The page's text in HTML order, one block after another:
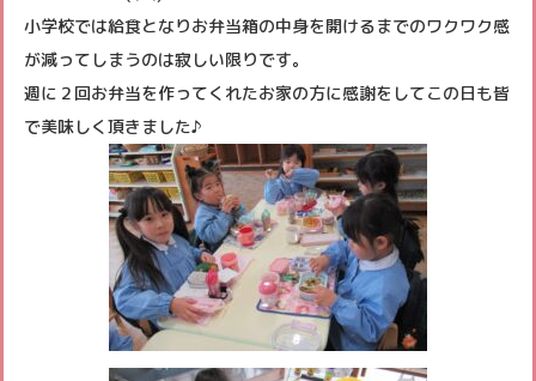
よくあるご質問
パンフレット
各種書類ダウンロード
小学校では給食となりお弁当箱の中身を開けるまでのワクワク感
が減ってしまうのは寂しい限りです。
週に２回お弁当を作ってくれたお家の方に感謝をしてこの日も皆
で美味しく頂きました♪